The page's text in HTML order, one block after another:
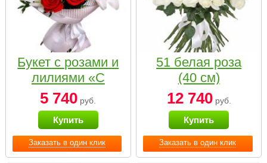
Заказать в один клик
Букет с розами и
лилиями «С
наилучшими
пожеланиями»
5 740 руб.
Купить
Заказать в один клик
51 белая роза
(40 см)
12 740руб.
Купить